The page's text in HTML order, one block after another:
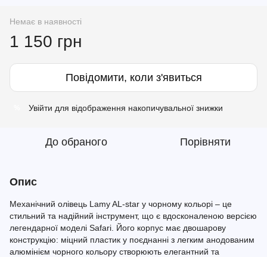
Немає в наявності
1 150 грн
Повідомити, коли з'явиться
Увійти для відображення накопичувальної знижки
До обраного Порівняти
Опис
Механічний олівець Lamy AL-star у чорному кольорі – це
стильний та надійний інструмент, що є вдосконаленою версією
легендарної моделі Safari. Його корпус має двошарову
конструкцію: міцний пластик у поєднанні з легким анодованим
алюмінієм чорного кольору створюють елегантний та